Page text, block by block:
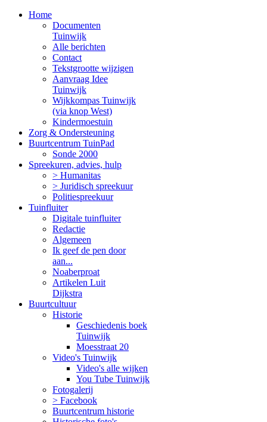
Home
Documenten
Tuinwijk
Alle berichten
Contact
Tekstgrootte wijzigen
Aanvraag Idee
Tuinwijk
Wijkkompas Tuinwijk
(via knop West)
Kindermoestuin
Zorg & Ondersteuning
Buurtcentrum TuinPad
Sonde 2000
Spreekuren, advies, hulp
> Humanitas
> Juridisch spreekuur
Politiespreekuur
Tuinfluiter
Digitale tuinfluiter
Redactie
Algemeen
Ik geef de pen door
aan...
Noaberproat
Artikelen Luit
Dijkstra
Buurtcultuur
Historie
Geschiedenis boek
Tuinwijk
Moesstraat 20
Video's Tuinwijk
Video's alle wijken
You Tube Tuinwijk
Fotogalerij
> Facebook
Buurtcentrum historie